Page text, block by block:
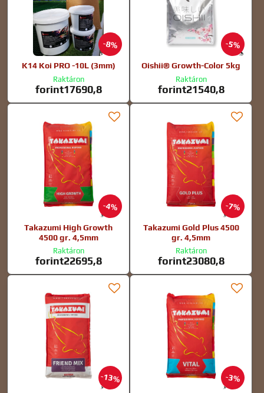
8%
K14 Koi PRO -10L (3mm)
Raktáron
forint17690,8
5%
Oishii® Growth-Color 5kg
Raktáron
forint21540,8
4%
Takazumi High Growth
4500 gr. 4,5mm
Raktáron
forint22695,8
7%
Takazumi Gold Plus 4500
gr. 4,5mm
Raktáron
forint23080,8
13% 3%